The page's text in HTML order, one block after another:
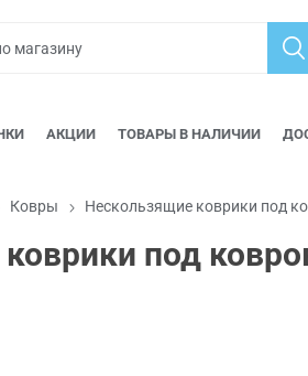
АКЦИИ ТОВАРЫ В НАЛИЧИИ
Ковры Нескользящие коврики под
под